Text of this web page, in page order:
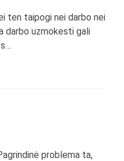
ten taipogi nei darbo nei
darbo uzmokesti gali
problema ta,